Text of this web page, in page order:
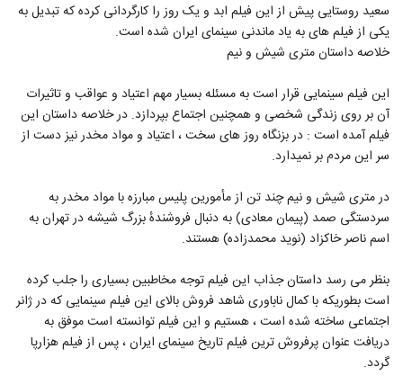
سعید روستایی پیش از این فیلم ابد و یک روز را کارگردانی کرده که تبدیل به
یکی از فیلم های به یاد ماندنی سینمای ایران شده است.
خلاصه داستان متری شیش و نیم
این فیلم سینمایی قرار است به مسئله بسیار مهم اعتیاد و عواقب و تاثیرات
آن بر روی زندگی شخصی و همچنین اجتماع بپردازد. در خلاصه داستان این
فیلم آمده است : در بزنگاه روز های سخت ، اعتیاد و مواد مخدر نیز دست از
سر این مردم بر نمیدارد.
در متری شیش و نیم چند تن از مأمورین پلیس مبارزه با مواد مخدر به
سردستگی صمد (پیمان معادی) به دنبال فروشندهٔ بزرگ شیشه در تهران به
اسم ناصر خاکزاد (نوید محمدزاده) هستند.
بنظر می رسد داستان جذاب این فیلم توجه مخاطبین بسیاری را جلب کرده
است بطوریکه با کمال ناباوری شاهد فروش بالای این فیلم سینمایی که در ژانر
اجتماعی ساخته شده است ، هستیم و این فیلم توانسته است موفق به
دریافت عنوان پرفروش ترین فیلم تاریخ سینمای ایران ، پس از فیلم هزارپا
گردد.